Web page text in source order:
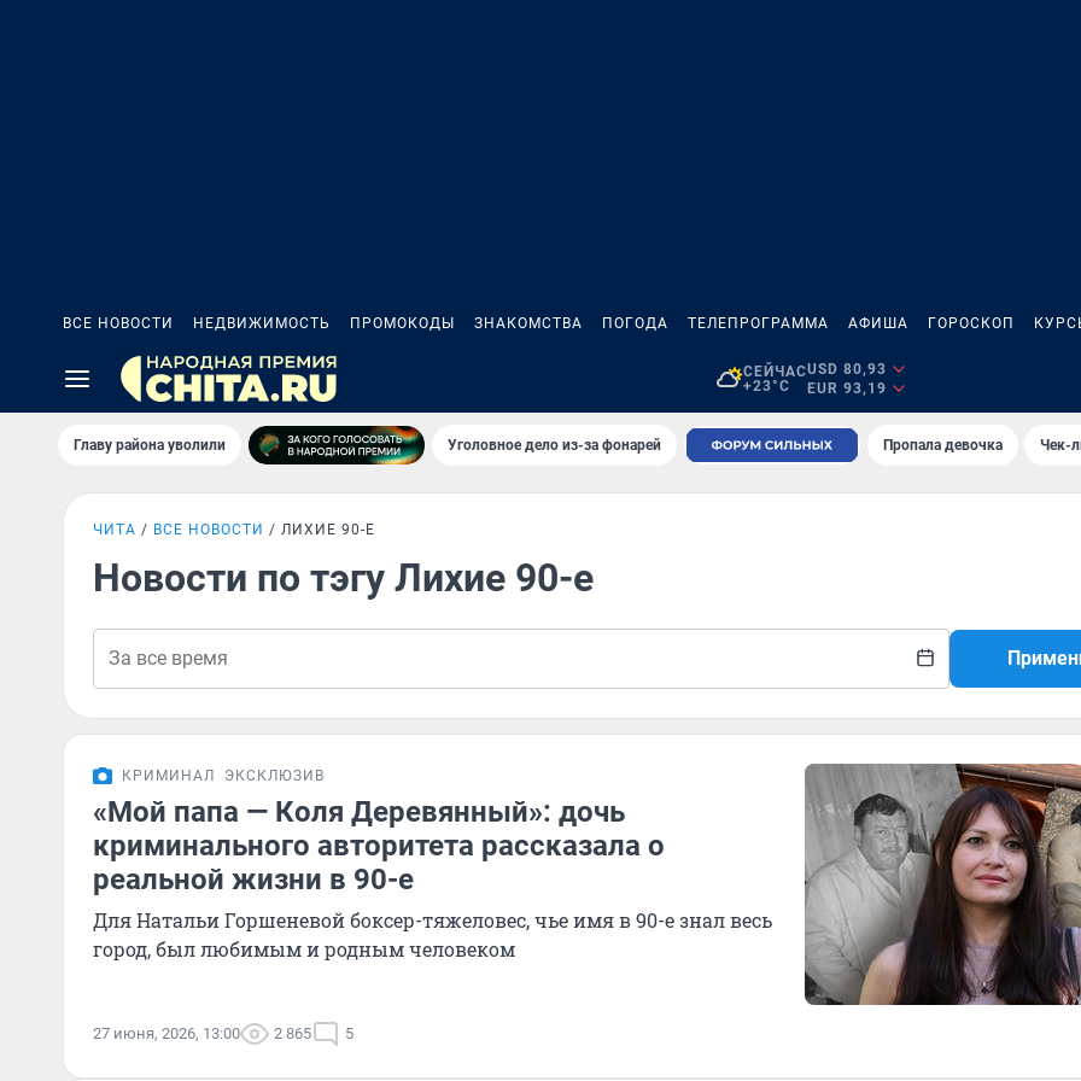
ВСЕ НОВОСТИ НЕДВИЖИМОСТЬ ПРОМОКОДЫ ЗНАКОМСТВА ПОГОДА ТЕЛЕПРОГРАММА АФИША ГОРОСКОП
СЕЙЧАС
+23°C
USD 80,93
EUR 93,19
Главу района уволили Уголовное дело из-за фонарей Пропала девочка Чек-
ЧИТА ВСЕ НОВОСТИ ЛИХИЕ 90-Е
Новости по тэгу Лихие 90-е
КРИМИНАЛ ЭКСКЛЮЗИВ
«Мой папа — Коля Деревянный»: дочь
криминального авторитета рассказала о
реальной жизни в 90-е
Для Натальи Горшеневой боксер-тяжеловес, чье имя в 90-е знал весь
город, был любимым и родным человеком
27 июня, 2026, 13:00 2 865 5